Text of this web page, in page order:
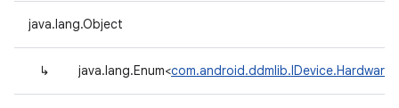
java.lang.Object
↳ java.lang.Enum<